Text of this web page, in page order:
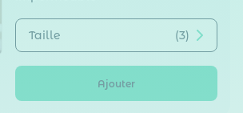
Taille (3)
Ajouter